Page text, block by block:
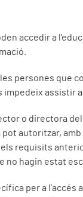
accedir a
persones que
impedeix assistir
o directora
autoritzar,
requisits
no hagin estat
per a